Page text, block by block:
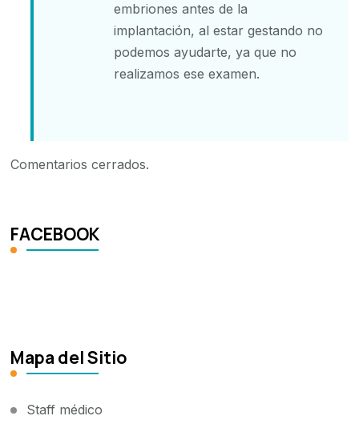
embriones antes de la
implantación, al estar gestando no
podemos ayudarte, ya que no
realizamos ese examen.
Comentarios cerrados.
FACEBOOK
Mapa del Sitio
Staff médico